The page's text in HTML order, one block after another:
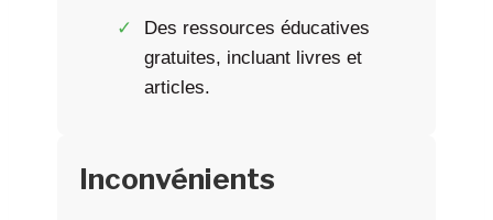
Des ressources éducatives
gratuites, incluant livres et
articles.
Inconvénients